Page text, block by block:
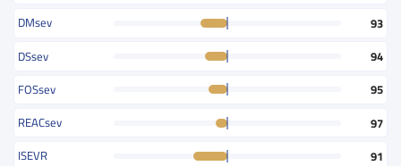
DMsev
93
DSsev
94
FOSsev
95
REACsev
97
ISEVR
91